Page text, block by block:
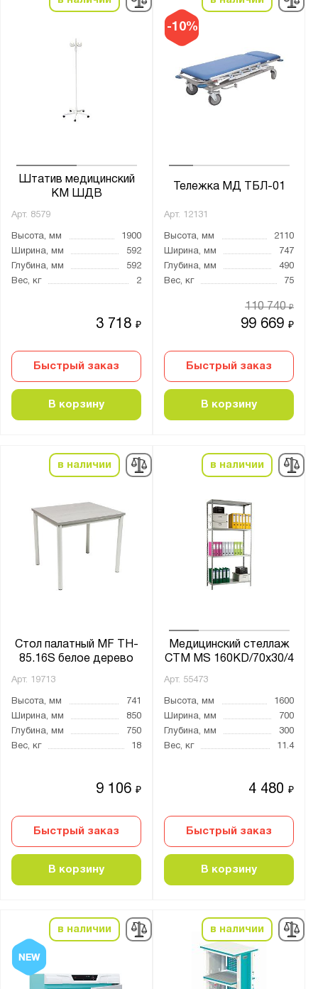
Штатив медицинский
КМ ШДВ
Арт. 8579
Высота, мм
1900
Ширина, мм
592
Глубина, мм
592
Вес, кг
2
3 718₽
Быстрый заказ
В корзину
-10%
Тележка МД ТБЛ-01
Арт. 12131
Высота, мм
2110
Ширина, мм
747
Глубина, мм
490
Вес, кг
75
99 669₽
110 740₽
Быстрый заказ
В корзину
в наличии
Стол палатный MF TH-
85.16S белое дерево
Арт. 19713
Высота, мм
741
Ширина, мм
850
Глубина, мм
750
Вес, кг
18
9 106₽
Быстрый заказ
В корзину
в наличии
Медицинский стеллаж
СТМ MS 160KD/70х30/4
Арт. 55473
Высота, мм
1600
Ширина, мм
700
Глубина, мм
300
Вес, кг
11.4
4 480₽
Быстрый заказ
В корзину
в наличии в наличии